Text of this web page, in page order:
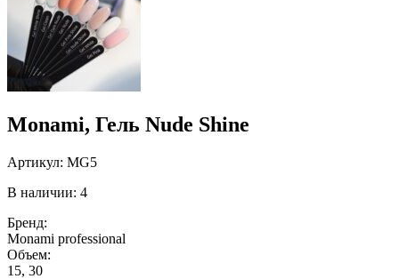
Monami, Гель Nude Shine
Артикул: MG5
В наличии: 4
Бренд:
Monami professional
Объем:
15, 30